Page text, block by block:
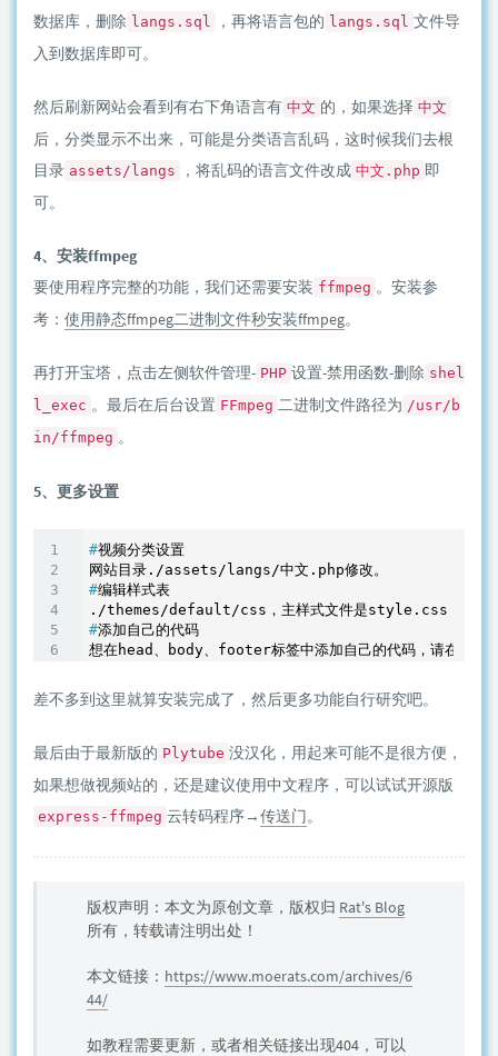
数据库，删除 langs.sql ，再将语言包的 langs.sql 文件导
入到数据库即可。
然后刷新网站会看到有右下角语言有 中文 的，如果选择 中文
后，分类显示不出来，可能是分类语言乱码，这时候我们去根
目录 assets/langs ，将乱码的语言文件改成 中文.php 即
可。
4、安装ffmpeg
要使用程序完整的功能，我们还需要安装 ffmpeg 。安装参
考： 使用静态ffmpeg二进制文件秒安装ffmpeg。
再打开宝塔，点击左侧软件管理- PHP 设置-禁用函数-删除 shel
l_exec 。最后在后台设置 FFmpeg 二进制文件路径为 /usr/b
in/ffmpeg 。
5、更多设置
#视频分类设置
#编辑样式表
#添加自己的代码
差不多到这里就算安装完成了，然后更多功能自行研究吧。
最后由于最新版的 Plytube 没汉化，用起来可能不是很方便，
如果想做视频站的，还是建议使用中文程序，可以试试开源版
express-ffmpeg 云转码程序→传送门。
版权声明：本文为原创文章，版权归 Rat's Blog
所有，转载请注明出处！
本文链接： https://www.moerats.com/archives/6
44/
如教程需要更新，或者相关链接出现404，可以